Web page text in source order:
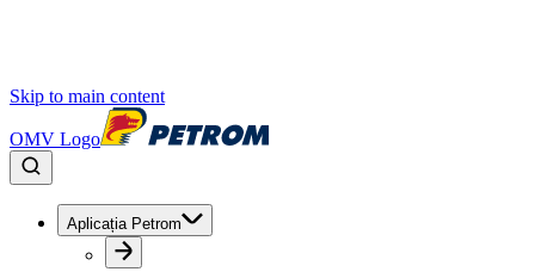
Skip to main content
OMV Logo
Aplicația Petrom